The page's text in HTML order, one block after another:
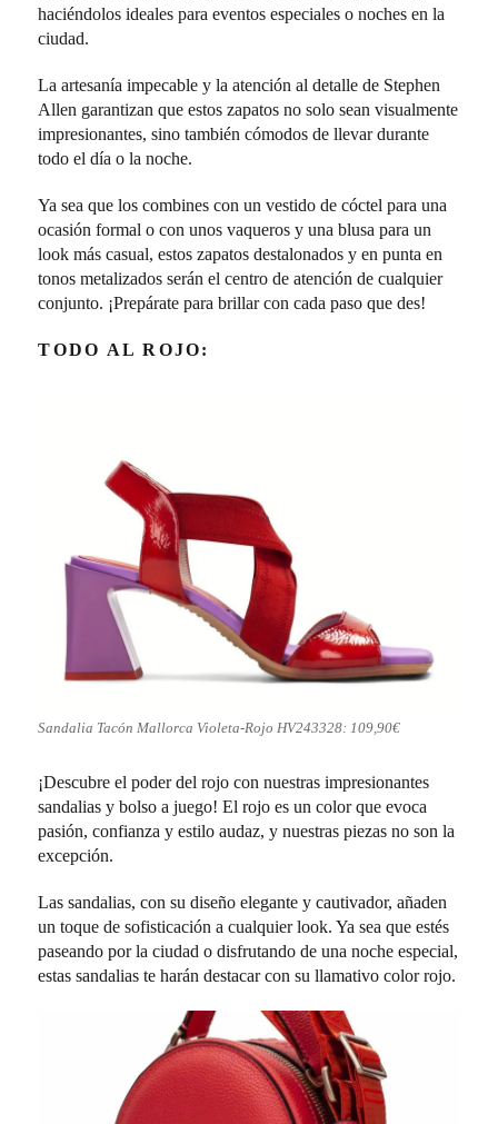
haciéndolos ideales para eventos especiales o noches en la
ciudad.
La artesanía impecable y la atención al detalle de Stephen
Allen garantizan que estos zapatos no solo sean visualmente
impresionantes, sino también cómodos de llevar durante
todo el día o la noche.
Ya sea que los combines con un vestido de cóctel para una
ocasión formal o con unos vaqueros y una blusa para un
look más casual, estos zapatos destalonados y en punta en
tonos metalizados serán el centro de atención de cualquier
conjunto. ¡Prepárate para brillar con cada paso que des!
TODO AL ROJO:
Sandalia Tacón Mallorca Violeta-Rojo HV243328: 109,90€
¡Descubre el poder del rojo con nuestras impresionantes
sandalias y bolso a juego! El rojo es un color que evoca
pasión, confianza y estilo audaz, y nuestras piezas no son la
excepción.
Las sandalias, con su diseño elegante y cautivador, añaden
un toque de sofisticación a cualquier look. Ya sea que estés
paseando por la ciudad o disfrutando de una noche especial,
estas sandalias te harán destacar con su llamativo color rojo.